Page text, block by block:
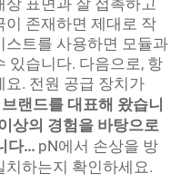
표면과 잘 접촉하고
이 존재하면 제대로 작
스트를 사용하면 모듈과
있습니다. 다음으로, 항
요. 전원 공급 장치가
랜드를 대표해 왔습니
상의 경험을 바탕으로
다... pN에서 손상을 방
치하는지 확인하세요.